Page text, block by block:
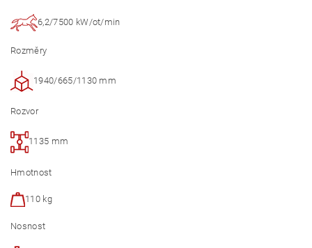
6,2/7500 kW/ot/min
Rozměry
1940/665/1130 mm
Rozvor
1135 mm
Hmotnost
110 kg
Nosnost